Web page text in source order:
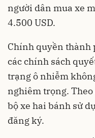
người dân mua xe
4.500 USD.
Chính quyền thành
các chính sách
trạng ô nhiễm
nghiêm trọng.
bộ xe hai bánh sử
đăng ký.